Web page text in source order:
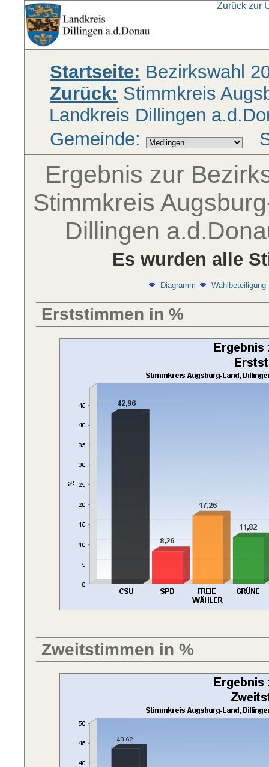
Zurück zur
Startseite: Bezirkswahl
Zurück: Stimmkreis
Landkreis Dillingen
Gemeinde:
Ergebnis zur
Stimmkreis
Dillingen
Es wurden alle
Diagramm Wahlbeteiligung
Erststimmen in %
Zweitstimmen in %